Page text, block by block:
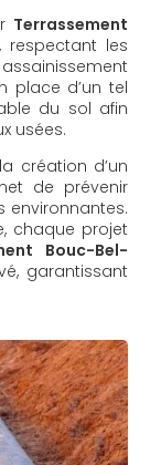
Terrassement
respectant les
place d’un tel
du sol afin
usées.
création d’un
de prévenir
environnantes.
chaque projet
Bouc-Bel-
garantissant